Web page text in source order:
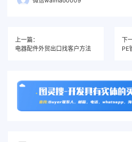
上一篇：
电器配件外贸出口找客户方法
下
PE